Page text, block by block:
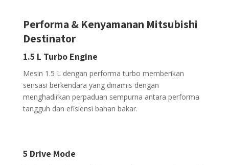
Performa & Kenyamanan Mitsubishi
Destinator
1.5 L Turbo Engine
Mesin 1.5 L dengan performa turbo memberikan
sensasi berkendara yang dinamis dengan
menghadirkan perpaduan sempurna antara performa
tangguh dan efisiensi bahan bakar.
5 Drive Mode